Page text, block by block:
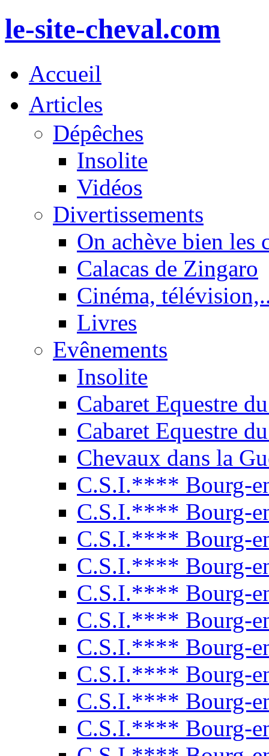
le-site-cheval.com
Accueil
Articles
Dépêches
Insolite
Vidéos
Divertissements
On achève bien les
Calacas de Zingaro
Cinéma,
Livres
Evênements
Insolite
Cabaret Equestre
Cabaret Equestre
Chevaux dans la
C.S.I.**** Bourg-
C.S.I.**** Bourg-
C.S.I.**** Bourg-
C.S.I.**** Bourg-
C.S.I.**** Bourg-
C.S.I.**** Bourg-
C.S.I.**** Bourg-
C.S.I.**** Bourg-
C.S.I.**** Bourg-
C.S.I.**** Bourg-